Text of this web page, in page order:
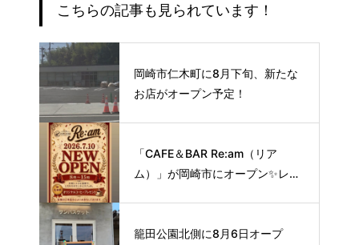
こちらの記事も見られています！
岡崎市仁木町に8月下旬、新たな
お店がオープン予定！
「CAFE＆BAR Re:am（リア
ム）」が岡崎市にオープン✨レト
籠田公園北側に8月6日オープ